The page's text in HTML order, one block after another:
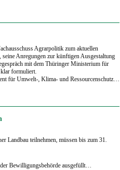
Agrarpolitik zum aktuellen
Anregungen zur künftigen Ausgestaltung
mit dem Thüringer Ministerium für
formuliert.
für Umwelt-, Klima- und Ressourcenschutz…
Landbau teilnehmen, müssen bis zum 31.
Bewilligungsbehörde ausgefüllt…